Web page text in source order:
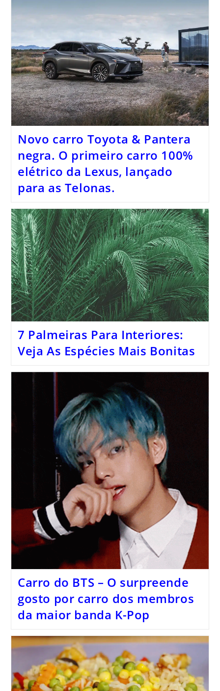
Novo carro Toyota & Pantera
negra. O primeiro carro 100%
elétrico da Lexus, lançado
para as Telonas.
7 Palmeiras Para Interiores:
Veja As Espécies Mais Bonitas
Carro do BTS – O surpreende
gosto por carro dos membros
da maior banda K-Pop